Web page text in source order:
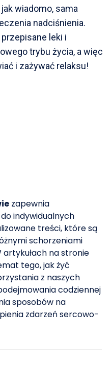
wiadomo, sama
nadciśnienia.
leki i
trybu życia, a więc
i zażywać relaksu!
zapewnia
indywidualnych
treści, które są
schorzeniami
na stronie
tego, jak żyć
z naszych
codziennej
sposobów na
zdarzeń sercowo-